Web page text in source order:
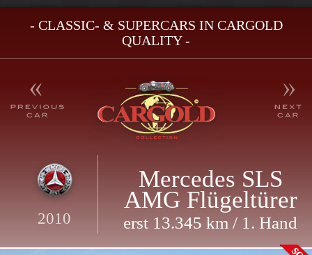
- CLASSIC- & SUPERCARS IN CARGOLD
QUALITY -
2010
Mercedes SLS
AMG Flügeltürer
erst 13.345 km / 1. Hand